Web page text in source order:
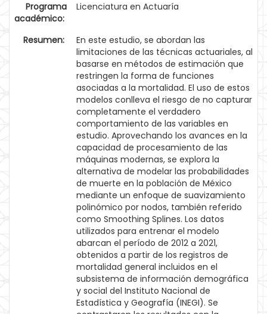
Programa
académico:
Licenciatura en Actuaría
Resumen:
En este estudio, se abordan las
limitaciones de las técnicas actuariales, al
basarse en métodos de estimación que
restringen la forma de funciones
asociadas a la mortalidad. El uso de estos
modelos conlleva el riesgo de no capturar
completamente el verdadero
comportamiento de las variables en
estudio. Aprovechando los avances en la
capacidad de procesamiento de las
máquinas modernas, se explora la
alternativa de modelar las probabilidades
de muerte en la población de México
mediante un enfoque de suavizamiento
polinómico por nodos, también referido
como Smoothing Splines. Los datos
utilizados para entrenar el modelo
abarcan el período de 2012 a 2021,
obtenidos a partir de los registros de
mortalidad general incluidos en el
subsistema de información demográfica
y social del Instituto Nacional de
Estadística y Geografía (INEGI). Se